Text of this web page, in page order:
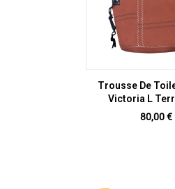
Trousse De
Victoria L
Prix
80,00 €